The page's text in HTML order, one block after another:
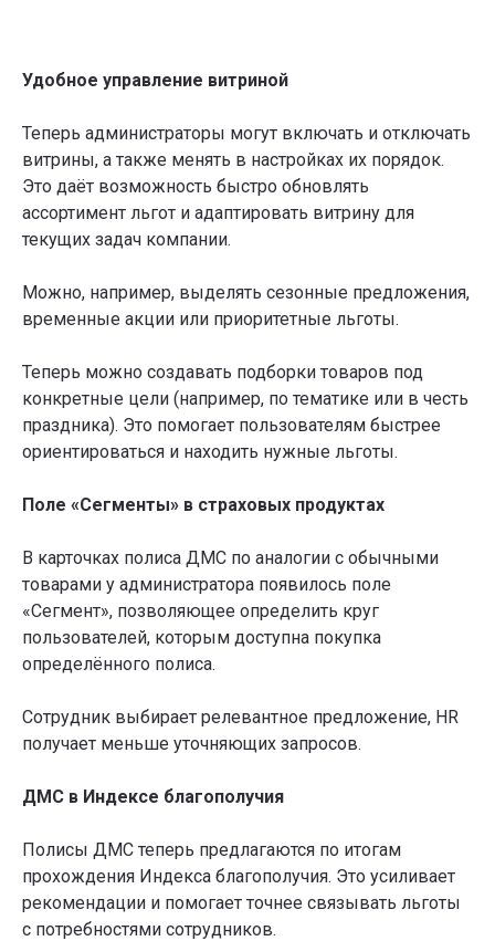
Удобное управление витриной
Теперь администраторы могут включать и отключать
витрины, а также менять в настройках их порядок.
Это даёт возможность быстро обновлять
ассортимент льгот и адаптировать витрину для
текущих задач компании.
Можно, например, выделять сезонные предложения,
временные акции или приоритетные льготы.
Теперь можно создавать подборки товаров под
конкретные цели (например, по тематике или в честь
праздника). Это помогает пользователям быстрее
ориентироваться и находить нужные льготы.
Поле «Сегменты» в страховых продуктах
В карточках полиса ДМС по аналогии с обычными
товарами у администратора появилось поле
«Сегмент», позволяющее определить круг
пользователей, которым доступна покупка
определённого полиса.
Сотрудник выбирает релевантное предложение, HR
получает меньше уточняющих запросов.
ДМС в Индексе благополучия
Полисы ДМС теперь предлагаются по итогам
прохождения Индекса благополучия. Это усиливает
рекомендации и помогает точнее связывать льготы
с потребностями сотрудников.
масштабировать практики,
Обновление Кросслайф 2.49
позволяет сделать проще
управление благополучием
команды. Мы продолжаем
Хотите увидеть
возможности